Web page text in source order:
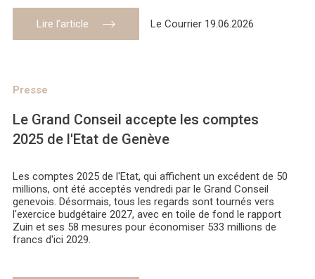
Lire l’article Le Courrier 19.06.2026
Presse
Le Grand Conseil accepte les comptes
2025 de l'Etat de Genève
Les comptes 2025 de l'Etat, qui affichent un excédent de 50
millions, ont été acceptés vendredi par le Grand Conseil
genevois. Désormais, tous les regards sont tournés vers
l'exercice budgétaire 2027, avec en toile de fond le rapport
Zuin et ses 58 mesures pour économiser 533 millions de
francs d'ici 2029.